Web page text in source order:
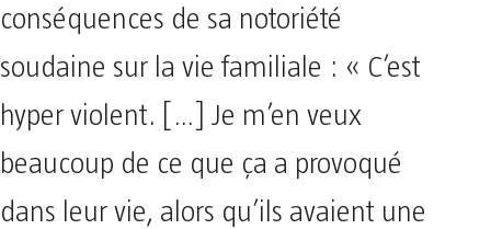
conséquences de sa notoriété
soudaine sur la vie familiale : « C’est
hyper violent. […] Je m’en veux
beaucoup de ce que ça a provoqué
dans leur vie, alors qu’ils avaient une